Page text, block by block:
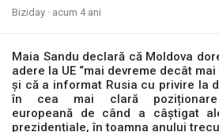
Biziday · acum 4 ani
Maia Sandu declară că Moldova
adere la UE “mai devreme decât mai
și că a informat Rusia cu privire la
în cea mai clară
europeană de când a câștigat
prezidențiale, în toamna anului